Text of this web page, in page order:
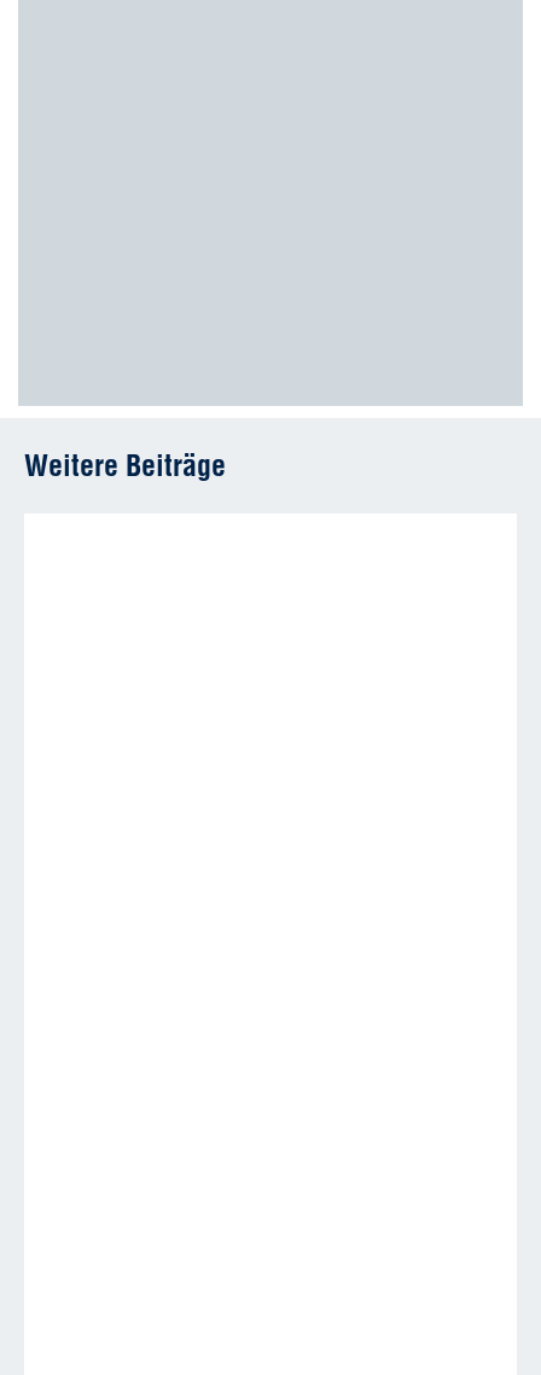
Weitere Beiträge